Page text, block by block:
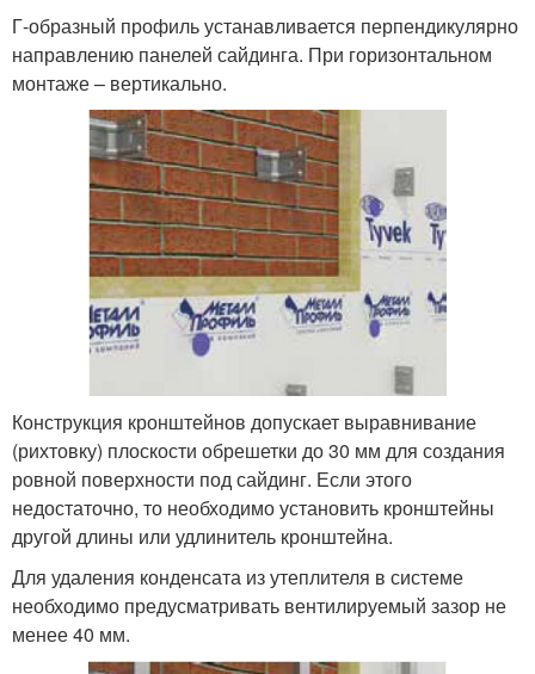
Г-образный профиль устанавливается перпендикулярно
направлению панелей сайдинга. При горизонтальном
монтаже – вертикально.
Конструкция кронштейнов допускает выравнивание
(рихтовку) плоскости обрешетки до 30 мм для создания
ровной поверхности под сайдинг. Если этого
недостаточно, то необходимо установить кронштейны
другой длины или удлинитель кронштейна.
Для удаления конденсата из утеплителя в системе
необходимо предусматривать вентилируемый зазор не
менее 40 мм.